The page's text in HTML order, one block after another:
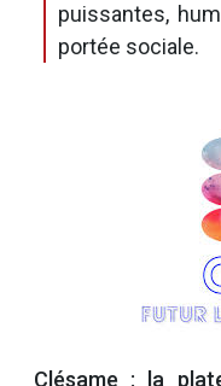
puissantes,
portée sociale.
Clésame : la